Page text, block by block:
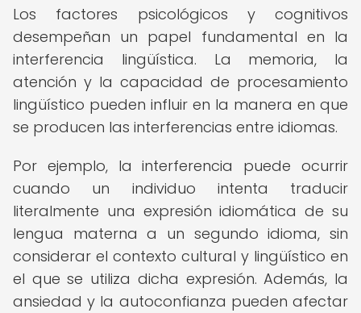
Los factores psicológicos y cognitivos
desempeñan un papel fundamental en la
interferencia lingüística. La memoria, la
atención y la capacidad de procesamiento
lingüístico pueden influir en la manera en que
se producen las interferencias entre idiomas.
Por ejemplo, la interferencia puede ocurrir
cuando un individuo intenta traducir
literalmente una expresión idiomática de su
lengua materna a un segundo idioma, sin
considerar el contexto cultural y lingüístico en
el que se utiliza dicha expresión. Además, la
ansiedad y la autoconfianza pueden afectar